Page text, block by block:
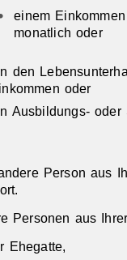
einem
monatlich oder
den
oder
Ausbildungs- oder
Person aus
Personen aus
Ehegatte,